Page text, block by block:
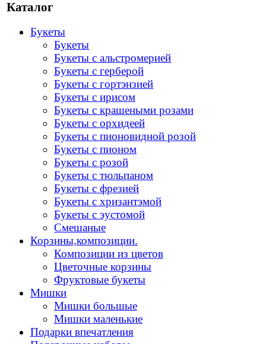
Каталог
Букеты
Букеты
Букеты с альстромерией
Букеты с герберой
Букеты с гортэнзией
Букеты с ирисом
Букеты с крашеными розами
Букеты с орхидеей
Букеты с пионовидной розой
Букеты с пионом
Букеты с розой
Букеты с тюльпаном
Букеты с фрезией
Букеты с хризантэмой
Букеты с эустомой
Смешаные
Корзины,композиции.
Композиции из цветов
Цветочные корзины
Фруктовые букеты
Мишки
Мишки большые
Мишки маленькие
Подарки впечатления